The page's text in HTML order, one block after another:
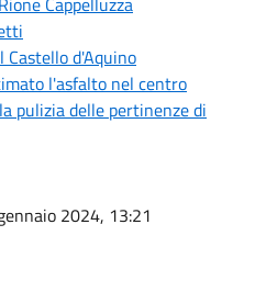
d'Aquino
l'asfalto nel centro
pulizia delle pertinenze di
2024, 13:21